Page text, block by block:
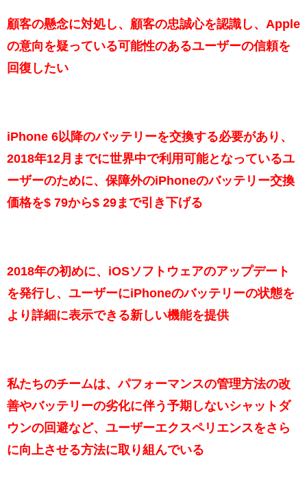
顧客の懸念に対処し、顧客の忠誠心を認識し、Apple
の意向を疑っている可能性のあるユーザーの信頼を
回復したい
iPhone 6以降のバッテリーを交換する必要があり、
2018年12月までに世界中で利用可能となっているユ
ーザーのために、保障外のiPhoneのバッテリー交換
価格を$ 79から$ 29まで引き下げる
2018年の初めに、iOSソフトウェアのアップデート
を発行し、ユーザーにiPhoneのバッテリーの状態を
より詳細に表示できる新しい機能を提供
私たちのチームは、パフォーマンスの管理方法の改
善やバッテリーの劣化に伴う予期しないシャットダ
ウンの回避など、ユーザーエクスペリエンスをさら
に向上させる方法に取り組んでいる